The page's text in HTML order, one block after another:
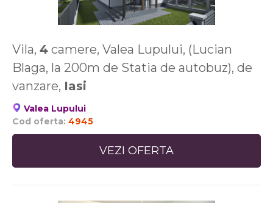
Vila, 4 camere, Valea Lupului, (Lucian
Blaga, la 200m de Statia de autobuz), de
vanzare, Iasi
Valea Lupului
Cod oferta: 4945
VEZI OFERTA